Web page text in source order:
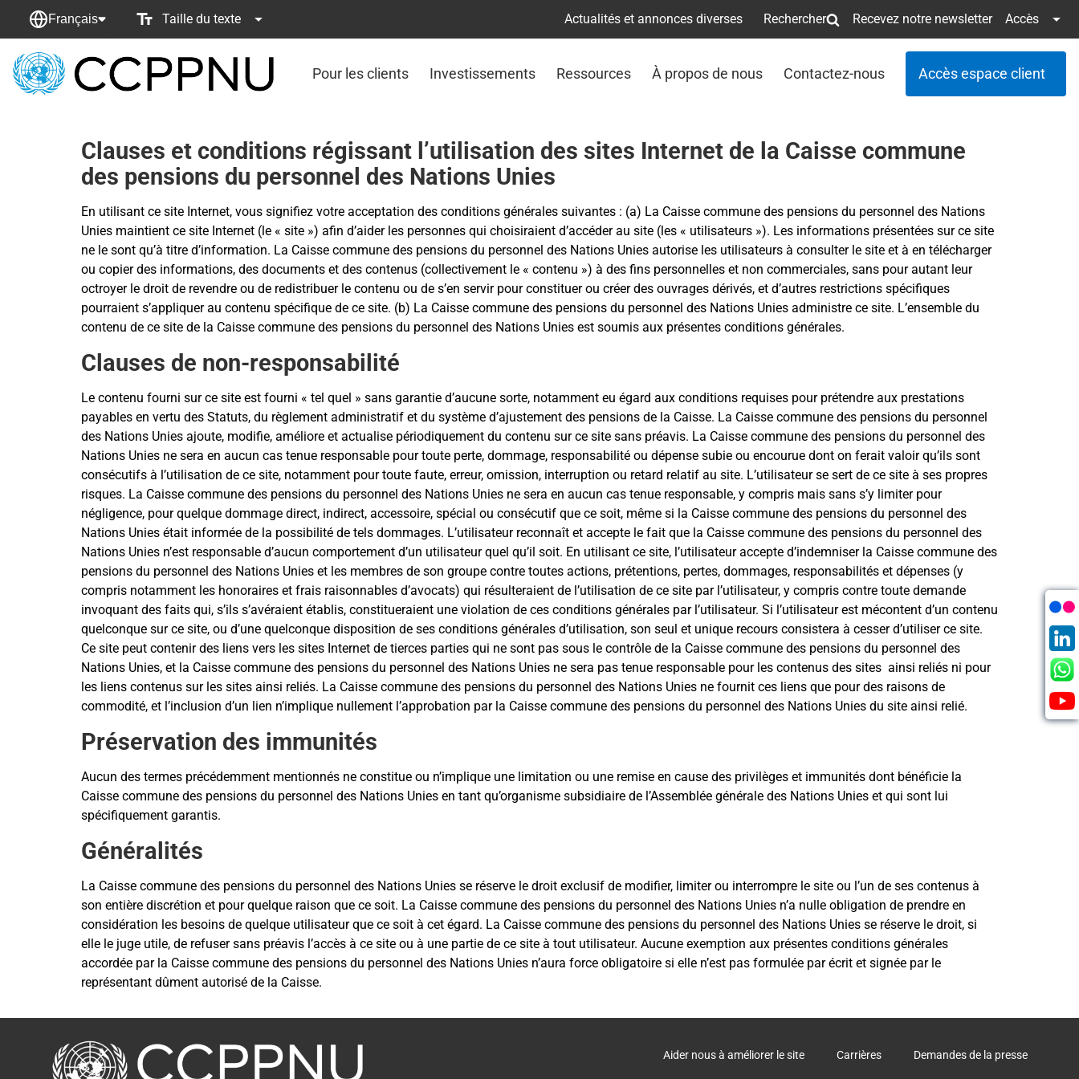
Français Taille du texte Actualités et annonces diverses Rechercher Recevez notre newsletter Accès
retour
Pour les clients Investissements Ressources À propos de nous Contactez-nous Accès espace client
Clauses et conditions régissant l’utilisation des sites Internet de la Caisse commune
des pensions du personnel des Nations Unies
En utilisant ce site Internet, vous signifiez votre acceptation des conditions générales suivantes : (a) La Caisse commune des pensions du personnel des Nations
Unies maintient ce site Internet (le « site ») afin d’aider les personnes qui choisiraient d’accéder au site (les « utilisateurs »). Les informations présentées sur ce site
ne le sont qu’à titre d’information. La Caisse commune des pensions du personnel des Nations Unies autorise les utilisateurs à consulter le site et à en télécharger
ou copier des informations, des documents et des contenus (collectivement le « contenu ») à des fins personnelles et non commerciales, sans pour autant leur
octroyer le droit de revendre ou de redistribuer le contenu ou de s’en servir pour constituer ou créer des ouvrages dérivés, et d’autres restrictions spécifiques
pourraient s’appliquer au contenu spécifique de ce site. (b) La Caisse commune des pensions du personnel des Nations Unies administre ce site. L’ensemble du
contenu de ce site de la Caisse commune des pensions du personnel des Nations Unies est soumis aux présentes conditions générales.
Clauses de non-responsabilité
Le contenu fourni sur ce site est fourni « tel quel » sans garantie d’aucune sorte, notamment eu égard aux conditions requises pour prétendre aux prestations
payables en vertu des Statuts, du règlement administratif et du système d’ajustement des pensions de la Caisse. La Caisse commune des pensions du personnel
des Nations Unies ajoute, modifie, améliore et actualise périodiquement du contenu sur ce site sans préavis. La Caisse commune des pensions du personnel des
Nations Unies ne sera en aucun cas tenue responsable pour toute perte, dommage, responsabilité ou dépense subie ou encourue dont on ferait valoir qu’ils sont
consécutifs à l’utilisation de ce site, notamment pour toute faute, erreur, omission, interruption ou retard relatif au site. L’utilisateur se sert de ce site à ses propres
risques. La Caisse commune des pensions du personnel des Nations Unies ne sera en aucun cas tenue responsable, y compris mais sans s’y limiter pour
négligence, pour quelque dommage direct, indirect, accessoire, spécial ou consécutif que ce soit, même si la Caisse commune des pensions du personnel des
Nations Unies était informée de la possibilité de tels dommages. L’utilisateur reconnaît et accepte le fait que la Caisse commune des pensions du personnel des
Nations Unies n’est responsable d’aucun comportement d’un utilisateur quel qu’il soit. En utilisant ce site, l’utilisateur accepte d’indemniser la Caisse commune des
pensions du personnel des Nations Unies et les membres de son groupe contre toutes actions, prétentions, pertes, dommages, responsabilités et dépenses (y
compris notamment les honoraires et frais raisonnables d’avocats) qui résulteraient de l’utilisation de ce site par l’utilisateur, y compris contre toute demande
invoquant des faits qui, s’ils s’avéraient établis, constitueraient une violation de ces conditions générales par l’utilisateur. Si l’utilisateur est mécontent d’un contenu
quelconque sur ce site, ou d’une quelconque disposition de ses conditions générales d’utilisation, son seul et unique recours consistera à cesser d’utiliser ce site.
Ce site peut contenir des liens vers les sites Internet de tierces parties qui ne sont pas sous le contrôle de la Caisse commune des pensions du personnel des
Nations Unies, et la Caisse commune des pensions du personnel des Nations Unies ne sera pas tenue responsable pour les contenus des sites ainsi reliés ni pour
les liens contenus sur les sites ainsi reliés. La Caisse commune des pensions du personnel des Nations Unies ne fournit ces liens que pour des raisons de
commodité, et l’inclusion d’un lien n’implique nullement l’approbation par la Caisse commune des pensions du personnel des Nations Unies du site ainsi relié.
Préservation des immunités
Aucun des termes précédemment mentionnés ne constitue ou n’implique une limitation ou une remise en cause des privilèges et immunités dont bénéficie la
Caisse commune des pensions du personnel des Nations Unies en tant qu’organisme subsidiaire de l’Assemblée générale des Nations Unies et qui sont lui
spécifiquement garantis.
Généralités
La Caisse commune des pensions du personnel des Nations Unies se réserve le droit exclusif de modifier, limiter ou interrompre le site ou l’un de ses contenus à
son entière discrétion et pour quelque raison que ce soit. La Caisse commune des pensions du personnel des Nations Unies n’a nulle obligation de prendre en
considération les besoins de quelque utilisateur que ce soit à cet égard. La Caisse commune des pensions du personnel des Nations Unies se réserve le droit, si
elle le juge utile, de refuser sans préavis l’accès à ce site ou à une partie de ce site à tout utilisateur. Aucune exemption aux présentes conditions générales
accordée par la Caisse commune des pensions du personnel des Nations Unies n’aura force obligatoire si elle n’est pas formulée par écrit et signée par le
représentant dûment autorisé de la Caisse.
Aider nous à améliorer le site Carrières Demandes de la presse